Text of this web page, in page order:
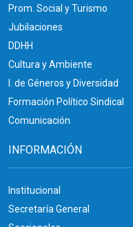
Prom. Social y Turismo
Jubilaciones
DDHH
Cultura y Ambiente
I. de Géneros y Diversidad
Formación Político Sindical
Comunicación
INFORMACIÓN
Institucional
Secretaría General